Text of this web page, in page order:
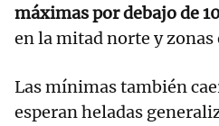
máximas por debajo de
en la mitad norte y zonas
Las mínimas también
esperan heladas